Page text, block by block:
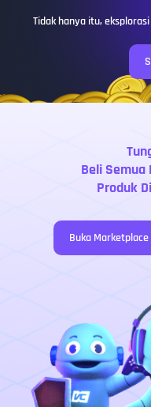
Tidak hanya itu,
Beli Semua
Produk
Buka Marketplace